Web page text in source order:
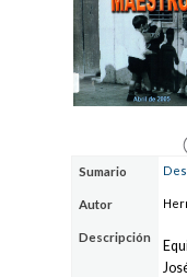
Sumario
Autor
Descripción